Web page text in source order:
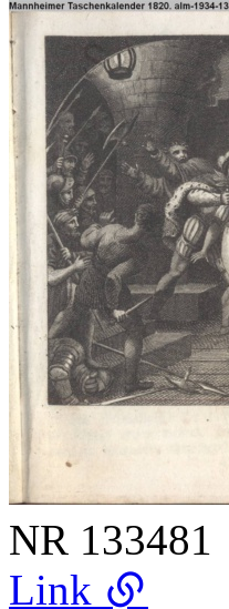
NR 133481
Link